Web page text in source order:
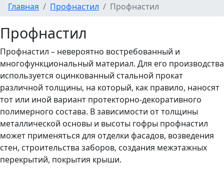
Главная
Профнастил Профнастил
Профнастил
Профнастил – невероятно востребованный и
многофункциональный материал. Для его производства
используется оцинкованный стальной прокат
различной толщины, на который, как правило, наносят
тот или иной вариант протекторно-декоративного
полимерного состава. В зависимости от толщины
металлической основы и высоты гофры профнастил
может применяться для отделки фасадов, возведения
стен, строительства заборов, создания межэтажных
перекрытий, покрытия крыши.